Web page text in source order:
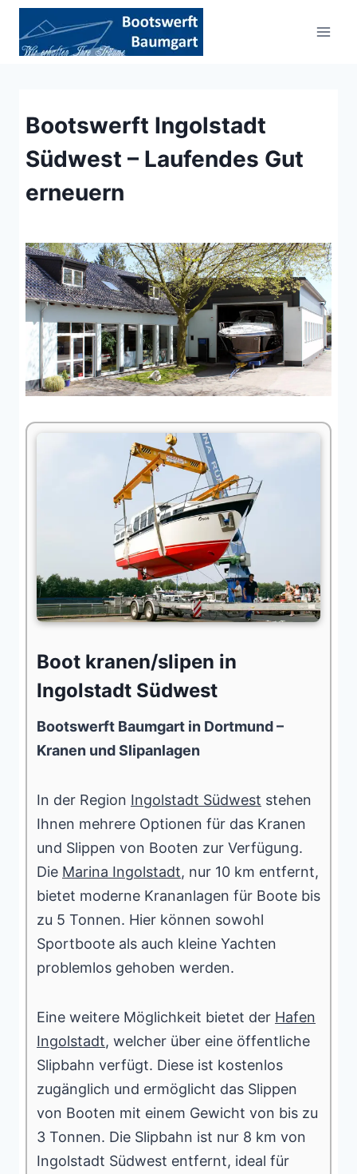
Zum
Inhalt
springen
Bootswerft Ingolstadt
Südwest – Laufendes Gut
erneuern
Boot kranen/slipen in
Ingolstadt Südwest
Bootswerft Baumgart in Dortmund –
Kranen und Slipanlagen
In der Region Ingolstadt Südwest stehen
Ihnen mehrere Optionen für das Kranen
und Slippen von Booten zur Verfügung.
Die Marina Ingolstadt, nur 10 km entfernt,
bietet moderne Krananlagen für Boote bis
zu 5 Tonnen. Hier können sowohl
Sportboote als auch kleine Yachten
problemlos gehoben werden.
Eine weitere Möglichkeit bietet der Hafen
Ingolstadt, welcher über eine öffentliche
Slipbahn verfügt. Diese ist kostenlos
zugänglich und ermöglicht das Slippen
von Booten mit einem Gewicht von bis zu
3 Tonnen. Die Slipbahn ist nur 8 km von
Ingolstadt Südwest entfernt, ideal für